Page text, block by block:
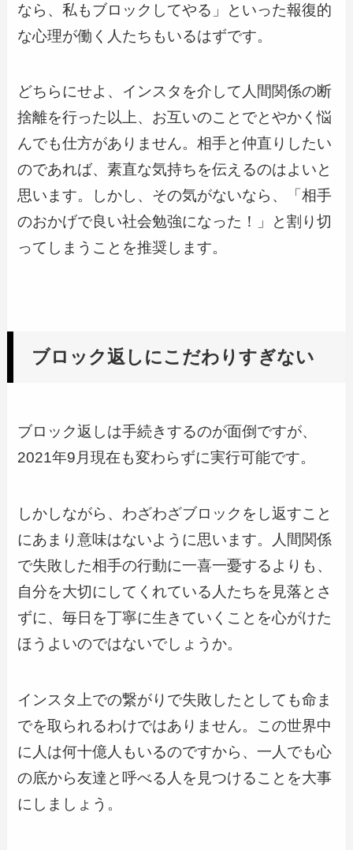
なら、私もブロックしてやる」といった報復的
な心理が働く人たちもいるはずです。
どちらにせよ、インスタを介して人間関係の断
捨離を行った以上、お互いのことでとやかく悩
んでも仕方がありません。相手と仲直りしたい
のであれば、素直な気持ちを伝えるのはよいと
思います。しかし、その気がないなら、「相手
のおかげで良い社会勉強になった！」と割り切
ってしまうことを推奨します。
ブロック返しにこだわりすぎない
ブロック返しは手続きするのが面倒ですが、
2021年9月現在も変わらずに実行可能です。
しかしながら、わざわざブロックをし返すこと
にあまり意味はないように思います。人間関係
で失敗した相手の行動に一喜一憂するよりも、
自分を大切にしてくれている人たちを見落とさ
ずに、毎日を丁寧に生きていくことを心がけた
ほうよいのではないでしょうか。
インスタ上での繋がりで失敗したとしても命ま
でを取られるわけではありません。この世界中
に人は何十億人もいるのですから、一人でも心
の底から友達と呼べる人を見つけることを大事
にしましょう。